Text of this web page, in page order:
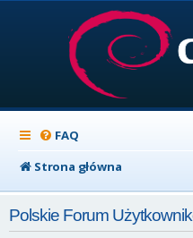
FAQ
Strona główna
Polskie Forum